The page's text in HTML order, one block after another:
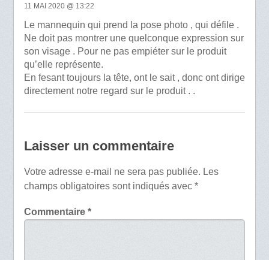
11 MAI 2020 @ 13:22
Le mannequin qui prend la pose photo , qui défile .
Ne doit pas montrer une quelconque expression sur
son visage . Pour ne pas empiéter sur le produit
qu’elle représente.
En fesant toujours la tête, ont le sait , donc ont dirige
directement notre regard sur le produit . .
Laisser un commentaire
Votre adresse e-mail ne sera pas publiée. Les
champs obligatoires sont indiqués avec *
Commentaire *